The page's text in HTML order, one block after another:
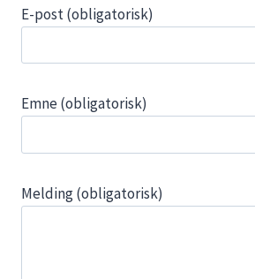
E-post (obligatorisk)
Emne (obligatorisk)
Melding (obligatorisk)